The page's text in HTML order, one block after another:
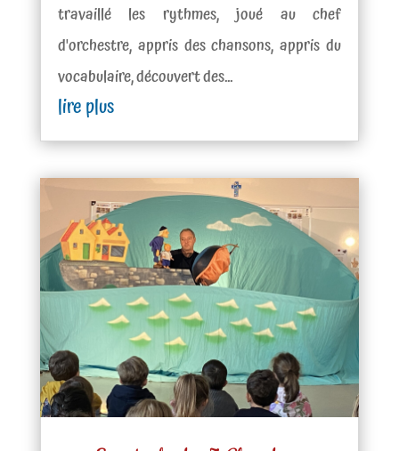
travaillé les rythmes, joué au chef
d'orchestre, appris des chansons, appris du
vocabulaire, découvert des...
lire plus